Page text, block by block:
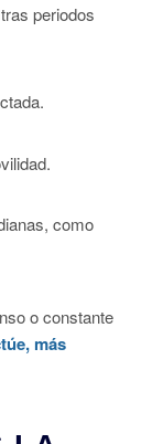
periodos
como
o constante
más